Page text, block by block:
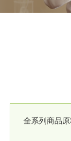
全系列商品